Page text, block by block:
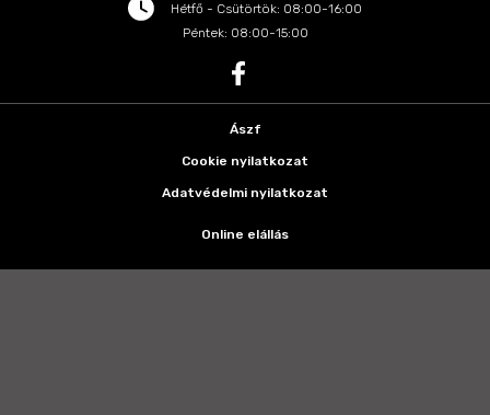
Hétfő - Csütörtök: 08:00-16:00
Péntek: 08:00-15:00
Ászf
Cookie nyilatkozat
Adatvédelmi nyilatkozat
Online elállás